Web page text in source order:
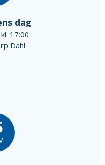
dag
17:00
Dahl